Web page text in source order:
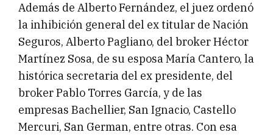
Además de Alberto Fernández, el juez ordenó
la inhibición general del ex titular de Nación
Seguros, Alberto Pagliano, del broker Héctor
Martínez Sosa, de su esposa María Cantero, la
histórica secretaria del ex presidente, del
broker Pablo Torres García, y de las
empresas Bachellier, San Ignacio, Castello
Mercuri, San German, entre otras. Con esa